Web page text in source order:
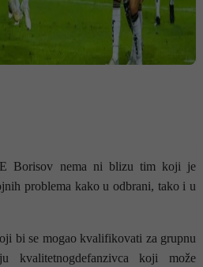
Borisov nema ni blizu tim koji je
problema kako u odbrani, tako i u
bi se mogao kvalifikovati za grupnu
kvalitetnogdefanzivca koji može